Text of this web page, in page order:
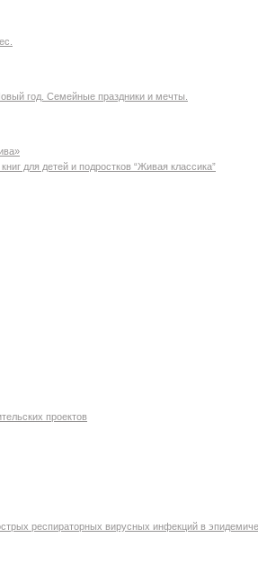
год. Семейные праздники и мечты.
для детей и подростков “Живая классика”
проектов
респираторных вирусных инфекций в